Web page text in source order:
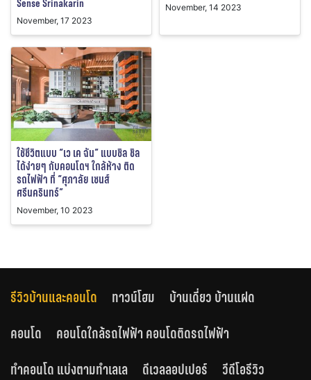
November, 17 2023
November, 14 2023
ใช้ชีวิตแบบ “เว เค ฉัน” แบบชิล ชิล
ได้ง่ายๆ กับคอนโดฯ ใกล้ห้าง ติด
รถไฟฟ้า ที่ “ศุภาลัย เซนส์
ศรีนครินทร์”
November, 10 2023
รีวิวบ้านและคอนโด ทาวน์โฮม
บ้านเดี่ยว บ้านแฝด
คอนโด
คอนโดใกล้รถไฟฟ้า คอนโดติดรถไฟฟ้า
ทำคอนโด แบ่งตามทำเลเล
ดีเวลลอปเปอร์ วีดีโอรีวิว